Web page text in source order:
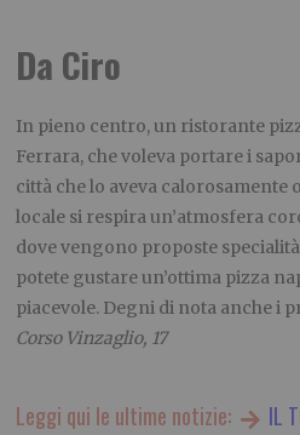
Da Ciro
In pieno centro, un ristorante
Ferrara, che voleva portare i
città che lo aveva calorosamente
locale si respira un’atmosfera
dove vengono proposte
potete gustare un’ottima pizza
piacevole. Degni di nota anche i
Corso Vinzaglio, 17
Leggi qui le ultime notizie: IL